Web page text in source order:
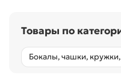
Товары по